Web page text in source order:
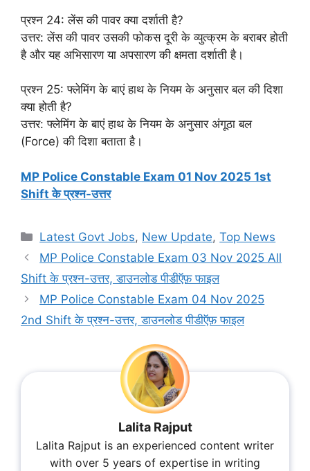
प्रश्न 24: लेंस की पावर क्या दर्शाती है?
उत्तर: लेंस की पावर उसकी फोकस दूरी के व्युत्क्रम के बराबर होती
है और यह अभिसारण या अपसारण की क्षमता दर्शाती है।
प्रश्न 25: फ्लेमिंग के बाएं हाथ के नियम के अनुसार बल की दिशा
क्या होती है?
उत्तर: फ्लेमिंग के बाएं हाथ के नियम के अनुसार अंगूठा बल
(Force) की दिशा बताता है।
MP Police Constable Exam 01 Nov 2025 1st
Shift के प्रश्न-उत्तर
Categories
Latest Govt Jobs, New Update,Top News
MP Police Constable Exam 03 Nov 2025 All
Shift के प्रश्न-उत्तर, डाउनलोड पीडीऍफ़ फाइल
MP Police Constable Exam 04 Nov 2025
2nd Shift के प्रश्न-उत्तर, डाउनलोड पीडीऍफ़ फाइल
Lalita Rajput
Lalita Rajput is an experienced content writer
with over 5 years of expertise in writing